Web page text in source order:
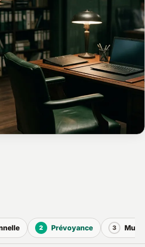
2 Prévoyance 3